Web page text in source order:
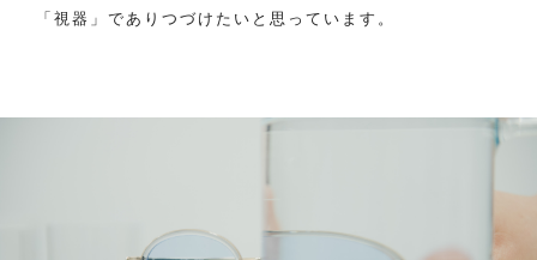
「視器」でありつづけたいと思っています。